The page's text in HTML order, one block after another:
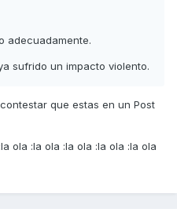
adecuadamente.
sufrido un impacto violento.
contestar que estas en un Post
ola :la ola :la ola :la ola :la ola